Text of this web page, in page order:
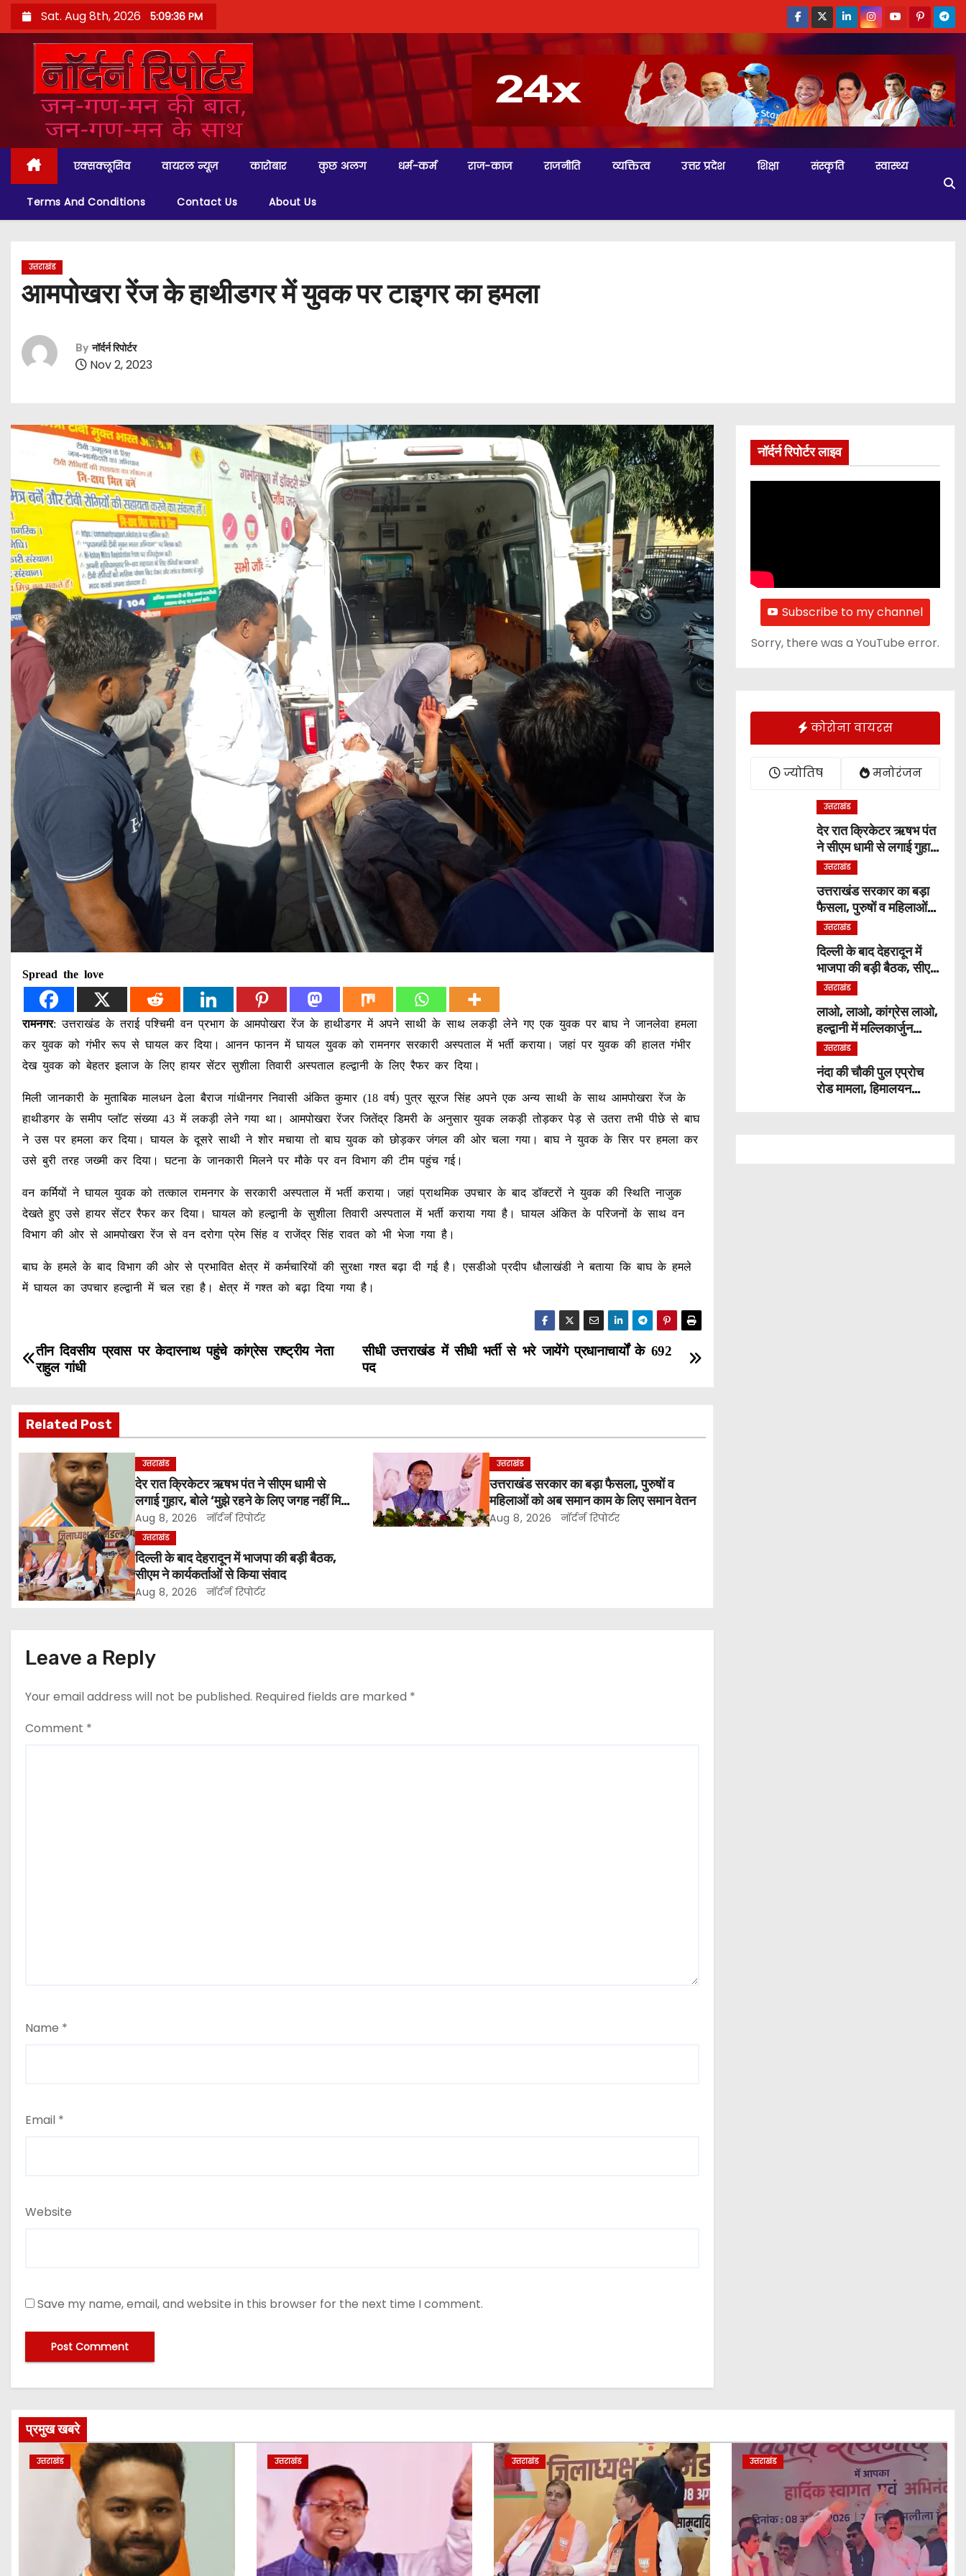
k
o
Sat. Aug 8th, 2026 5:09:38 PM
एक्सक्लूसिव वायरल न्यूज़ कारोबार कुछ अलग धर्म-कर्म राज-काज राजनीति व्यक्तित्व उत्तर प्रदेश शिक्षा संस्कृति स्वास्थ्य
Terms And Conditions Contact Us About Us
उत्तराखंड
आमपोखरा रेंज के हाथीडगर में युवक पर टाइगर का हमला
By नॉर्दर्न रिपोर्टर
Nov 2, 2023
Spread the love
रामनगर: उत्तराखंड के तराई प​श्चिमी वन प्रभाग के आमपोखरा रेंज के हाथीडगर में अपने साथी के साथ लकड़ी लेने गए एक युवक पर बाघ ने जानलेवा हमला
कर युवक को गंभीर रूप से घायल कर दिया। आनन फानन में घायल युवक को रामनगर सरकारी अस्पताल में भर्ती कराया। जहां पर युवक की हालत गंभीर
देख युवक को बेहतर इलाज के लिए हायर सेंटर सुशीला तिवारी अस्पताल हल्द्वानी के लिए रैफर कर दिया।
मिली जानकारी के मुताबिक मालधन ढेला बैराज गांधीनगर निवासी अंकित कुमार (18 वर्ष) पुत्र सूरज सिंह अपने एक अन्य साथी के साथ आमपोखरा रेंज के
हाथीडगर के समीप प्लॉट संख्या 43 में लकड़ी लेने गया था। आमपोखरा रेंजर जितेंद्र डिमरी के अनुसार युवक लकड़ी तोड़कर पेड़ से उतरा तभी पीछे से बाघ
ने उस पर हमला कर दिया। घायल के दूसरे साथी ने शोर मचाया तो बाघ युवक को छोड़कर जंगल की ओर चला गया। बाघ ने युवक के सिर पर हमला कर
उसे बुरी तरह जख्मी कर दिया। घटना के जानकारी मिलने पर मौके पर वन विभाग की टीम पहुंच गई।
वन कर्मियों ने घायल युवक को तत्काल रामनगर के सरकारी अस्पताल में भर्ती कराया। जहां प्राथमिक उपचार के बाद डॉक्टरों ने युवक की स्थिति नाजुक
देखते हुए उसे हायर सेंटर रैफर कर दिया। घायल को हल्द्वानी के सुशीला तिवारी अस्पताल में भर्ती कराया गया है। घायल अंकित के परिजनों के साथ वन
विभाग की ओर से आमपोखरा रेंज से वन दरोगा प्रेम सिंह व राजेंद्र सिंह रावत को भी भेजा गया है।
बाघ के हमले के बाद विभाग की ओर से प्रभावित क्षेत्र में कर्मचारियों की सुरक्षा गश्त बढ़ा दी गई है। एसडीओ प्रदीप धौलाखंडी ने बताया कि बाघ के हमले
में घायल का उपचार हल्द्वानी में चल रहा है। क्षेत्र में गश्त को बढ़ा दिया गया है।
P
s
t
a
v
i
g
t
i
o
सीधी उत्तराखंड में सीधी भर्ती से भरे जायेंगे प्रधानाचार्यों के 692
पद
तीन दिवसीय प्रवास पर केदारनाथ पहुंचे कांग्रेस राष्ट्रीय नेता
राहुल गांधी
Related Post
उत्तराखंड
देर रात क्रिकेटर ऋषभ पंत ने सीएम धामी से
लगाई गुहार, बोले ‘मुझे रहने के लिए जगह नहीं मिल
रही’
Aug 8, 2026 नॉर्दर्न रिपोर्टर
उत्तराखंड
उत्तराखंड सरकार का बड़ा फैसला, पुरुषों व
महिलाओं को अब समान काम के लिए समान वेतन
Aug 8, 2026 नॉर्दर्न रिपोर्टर
उत्तराखंड
दिल्ली के बाद देहरादून में भाजपा की बड़ी बैठक,
सीएम ने कार्यकर्ताओं से किया संवाद
Aug 8, 2026 नॉर्दर्न रिपोर्टर
Leave a Reply
Your email address will not be published. Required fields are marked *
Comment *
Name *
Email *
Website
Save my name, email, and website in this browser for the next time I comment.
नॉर्दर्न रिपोर्टर लाइव
Subscribe to my channel
Sorry, there was a YouTube error.
कोरोना वायरस
ज्योतिष मनोरंजन
उत्तराखंड
देर रात क्रिकेटर ऋषभ पंत
ने सीएम धामी से लगाई गुहार,
बोले ‘मुझे रहने के लिए जगह
नहीं मिल रही’
उत्तराखंड
उत्तराखंड सरकार का बड़ा
फैसला, पुरुषों व महिलाओं
को अब समान काम के लिए
समान वेतन
उत्तराखंड
दिल्ली के बाद देहरादून में
भाजपा की बड़ी बैठक, सीएम
ने कार्यकर्ताओं से किया
संवाद
उत्तराखंड
लाओ, लाओ, कांग्रेस लाओ,
हल्द्वानी में मल्लिकार्जुन
खड़गे ने भरी हुंकार, जानिये
क्या कुछ कहा
उत्तराखंड
नंदा की चौकी पुल एप्रोच
रोड मामला, हिमालयन
प्रमुख खबरे
उत्तराखंड उत्तराखंड उत्तराखंड उत्तराखंड